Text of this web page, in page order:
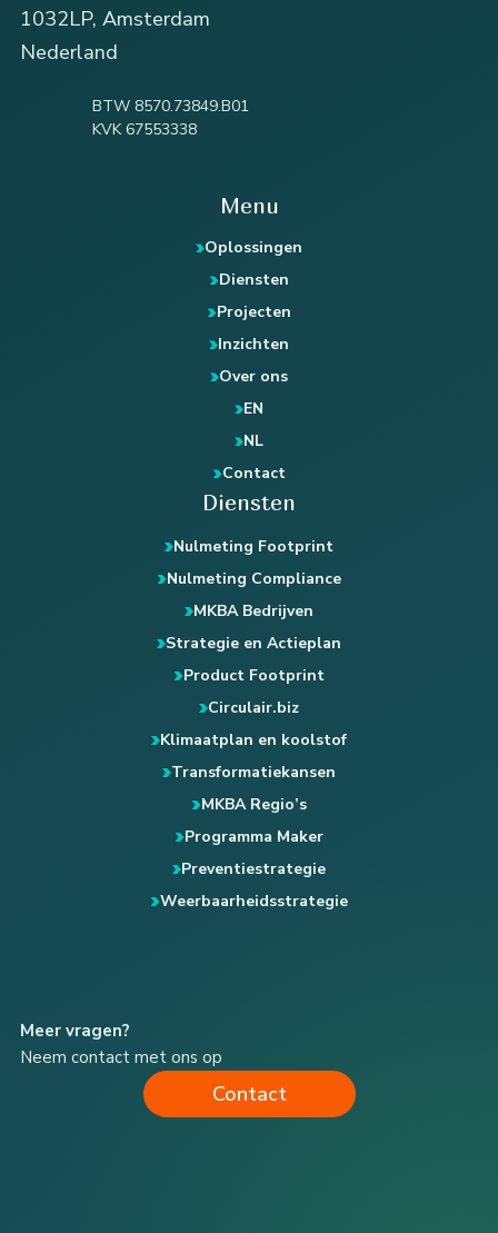
1032LP, Amsterdam
Nederland
BTW 8570.73849.B01
KVK 67553338
Menu
Oplossingen
Diensten
Projecten
Inzichten
Over ons
EN
NL
Contact
Diensten
Nulmeting Footprint
Nulmeting Compliance
MKBA Bedrijven
Strategie en Actieplan
Product Footprint
Circulair.biz
Klimaatplan en koolstof
Transformatiekansen
MKBA Regio’s
Programma Maker
Preventiestrategie
Weerbaarheidsstrategie
Meer vragen?
Neem contact met ons op
Contact